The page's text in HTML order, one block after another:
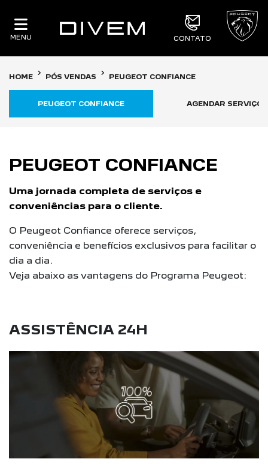
MENU CONTATO
HOME PÓS VENDAS PEUGEOT CONFIANCE
PEUGEOT CONFIANCE AGENDAR SERVIÇOS
PEUGEOT CONFIANCE
Uma jornada completa de serviços e
conveniências para o cliente.
O Peugeot Confiance oferece serviços,
conveniência e benefícios exclusivos para facilitar o
dia a dia.
Veja abaixo as vantagens do Programa Peugeot:
ASSISTÊNCIA 24H